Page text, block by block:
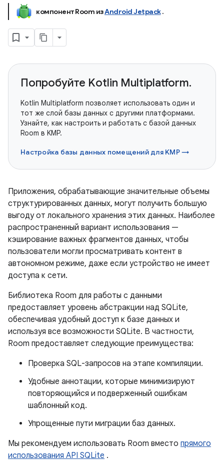
компонент Room изAndroid Jetpack.
Попробуйте Kotlin Multiplatform.
Kotlin Multiplatform позволяет использовать один и
тот же слой базы данных с другими платформами.
Узнайте, как настроить и работать с базой данных
Room в KMP.
Настройка базы данных помещений для KMP →
Приложения, обрабатывающие значительные объемы
структурированных данных, могут получить большую
выгоду от локального хранения этих данных. Наиболее
распространенный вариант использования —
кэширование важных фрагментов данных, чтобы
пользователи могли просматривать контент в
автономном режиме, даже если устройство не имеет
доступа к сети.
Библиотека Room для работы с данными
предоставляет уровень абстракции над SQLite,
обеспечивая удобный доступ к базе данных и
используя все возможности SQLite. В частности,
Room предоставляет следующие преимущества:
Проверка SQL-запросов на этапе компиляции.
Удобные аннотации, которые минимизируют
повторяющийся и подверженный ошибкам
шаблонный код.
Упрощенные пути миграции баз данных.
Мы рекомендуем использовать Room вместо прямого
использования API SQLite .